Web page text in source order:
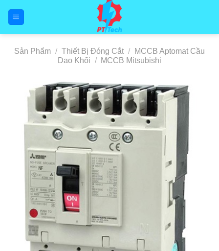
Sản Phẩm / Thiết Bị Đóng Cắt /
MCCB Aptomat Cầu
Dao Khối / MCCB Mitsubishi